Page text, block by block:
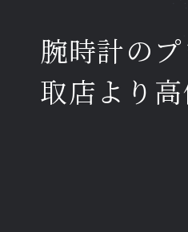
腕時計の
取店より高